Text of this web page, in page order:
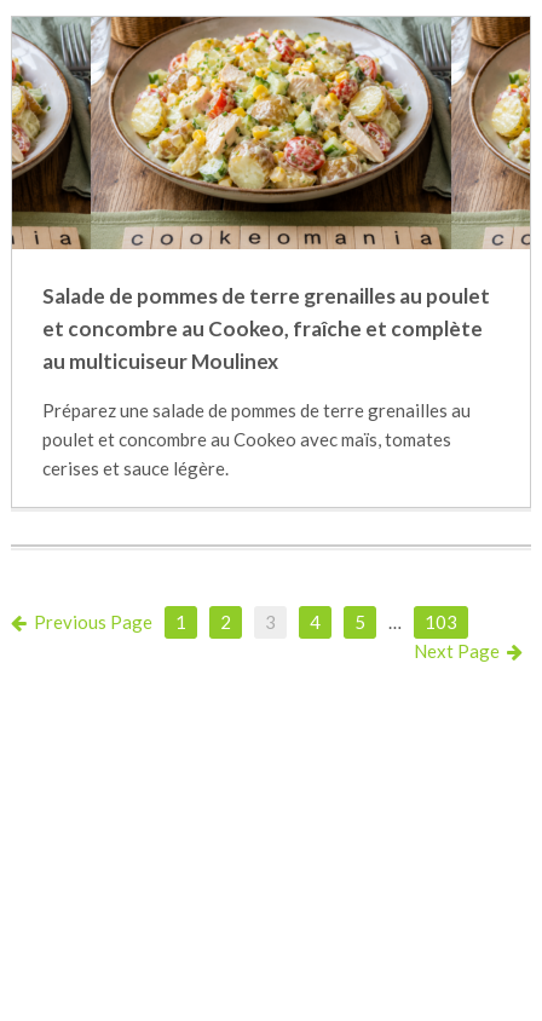
Salade de pommes de terre grenailles au poulet
et concombre au Cookeo, fraîche et complète
au multicuiseur Moulinex
Préparez une salade de pommes de terre grenailles au
poulet et concombre au Cookeo avec maïs, tomates
cerises et sauce légère.
Previous Page 1 2 3 4 5 …
103
Next Page